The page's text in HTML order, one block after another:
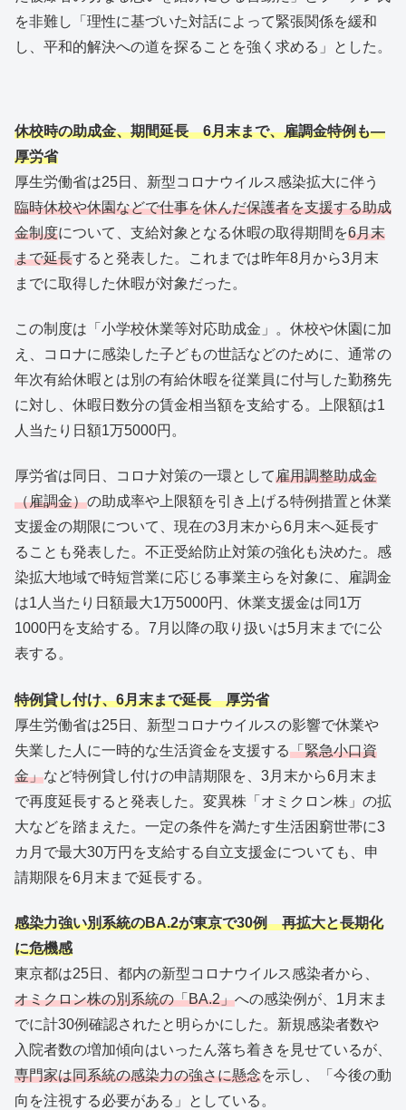
を非難し「理性に基づいた対話によって緊張関係を緩和
し、平和的解決への道を探ることを強く求める」とした。
休校時の助成金、期間延長 6月末まで、雇調金特例も―
厚労省
厚生労働省は25日、新型コロナウイルス感染拡大に伴う
臨時休校や休園などで仕事を休んだ保護者を支援する助成
金制度について、支給対象となる休暇の取得期間を6月末
まで延長すると発表した。これまでは昨年8月から3月末
までに取得した休暇が対象だった。
この制度は「小学校休業等対応助成金」。休校や休園に加
え、コロナに感染した子どもの世話などのために、通常の
年次有給休暇とは別の有給休暇を従業員に付与した勤務先
に対し、休暇日数分の賃金相当額を支給する。上限額は1
人当たり日額1万5000円。
厚労省は同日、コロナ対策の一環として雇用調整助成金
（雇調金）の助成率や上限額を引き上げる特例措置と休業
支援金の期限について、現在の3月末から6月末へ延長す
ることも発表した。不正受給防止対策の強化も決めた。感
染拡大地域で時短営業に応じる事業主らを対象に、雇調金
は1人当たり日額最大1万5000円、休業支援金は同1万
1000円を支給する。7月以降の取り扱いは5月末までに公
表する。
特例貸し付け、6月末まで延長 厚労省
厚生労働省は25日、新型コロナウイルスの影響で休業や
失業した人に一時的な生活資金を支援する「緊急小口資
金」など特例貸し付けの申請期限を、3月末から6月末ま
で再度延長すると発表した。変異株「オミクロン株」の拡
大などを踏まえた。一定の条件を満たす生活困窮世帯に3
カ月で最大30万円を支給する自立支援金についても、申
請期限を6月末まで延長する。
感染力強い別系統のBA.2が東京で30例 再拡大と長期化
に危機感
東京都は25日、都内の新型コロナウイルス感染者から、
オミクロン株の別系統の「BA.2」への感染例が、1月末ま
でに計30例確認されたと明らかにした。新規感染者数や
入院者数の増加傾向はいったん落ち着きを見せているが、
専門家は同系統の感染力の強さに懸念を示し、「今後の動
向を注視する必要がある」としている。